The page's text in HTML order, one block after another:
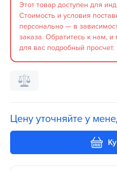
Этот товар доступен для
Стоимость и условия
персонально — в
заказа. Обратитесь к нам,
для вас подробный просчет.
Цену уточняйте у